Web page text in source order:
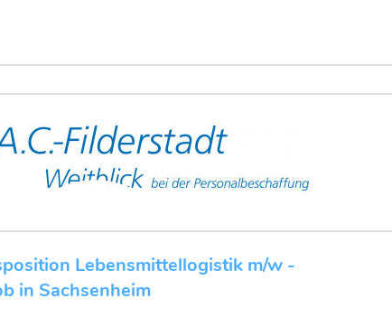
Lebensmittellogistik m/w -
in Sachsenheim